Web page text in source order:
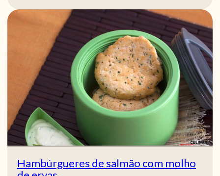
Hambúrgueres de salmão com molho